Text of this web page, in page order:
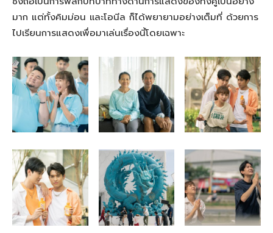
มาก แต่ทั้งคิมม่อน เเละโอนีล ก็ได้พยายามอย่างเต็มที่ ด้วยการ
ไปเรียนการแสดงเพื่อมาเล่นเรื่องนี้โดยเฉพาะ